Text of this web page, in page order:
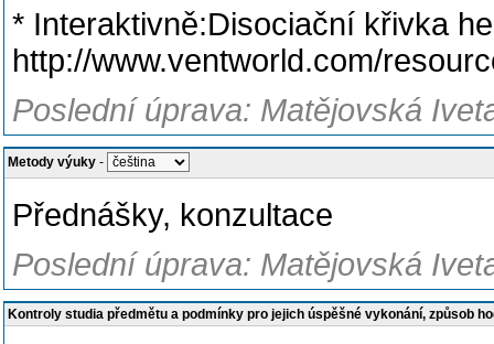
* Interaktivně:Disociační křivka
http://www.ventworld.com/
Poslední úprava: Matějovská
Metody výuky -
Přednášky, konzultace
Poslední úprava: Matějovská
Kontroly studia předmětu a podmínky pro jejich úspěšné vykonání, způsob